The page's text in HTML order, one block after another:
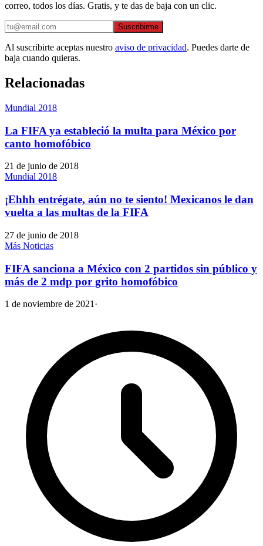
correo, todos los días. Gratis, y te das de baja con un clic.
Suscribirme
Al suscribirte aceptas nuestro aviso de privacidad. Puedes darte de
baja cuando quieras.
Relacionadas
Mundial 2018
La FIFA ya estableció la multa para México por
canto homofóbico
21 de junio de 2018
Mundial 2018
¡Ehhh entrégate, aún no te siento! Mexicanos le dan
vuelta a las multas de la FIFA
27 de junio de 2018
Más Noticias
FIFA sanciona a México con 2 partidos sin público y
más de 2 mdp por grito homofóbico
1 de noviembre de 2021 ·